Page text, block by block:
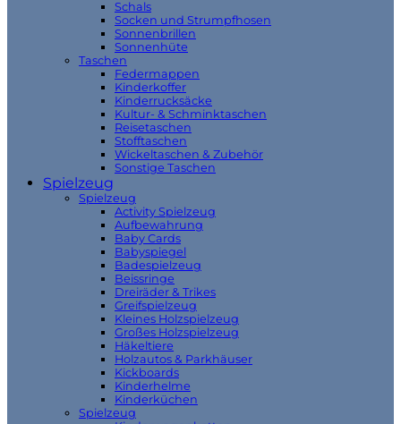
Schals
Socken und Strumpfhosen
Sonnenbrillen
Sonnenhüte
Taschen
Federmappen
Kinderkoffer
Kinderrucksäcke
Kultur- & Schminktaschen
Reisetaschen
Stofftaschen
Wickeltaschen & Zubehör
Sonstige Taschen
Spielzeug
Spielzeug
Activity Spielzeug
Aufbewahrung
Baby Cards
Babyspiegel
Badespielzeug
Beissringe
Dreiräder & Trikes
Greifspielzeug
Kleines Holzspielzeug
Großes Holzspielzeug
Häkeltiere
Holzautos & Parkhäuser
Kickboards
Kinderhelme
Kinderküchen
Spielzeug